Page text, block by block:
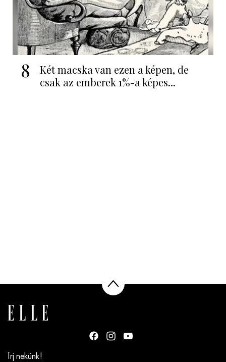
8
Két macska van ezen a képen, de
csak az emberek 1%-a képes...
Írj nekünk!